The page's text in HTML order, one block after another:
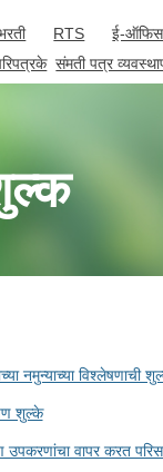
RTS ई-
संमती पत्र
नमुन्याच्या विश्लेषणाची
शुल्के
उपकरणांचा वापर करत